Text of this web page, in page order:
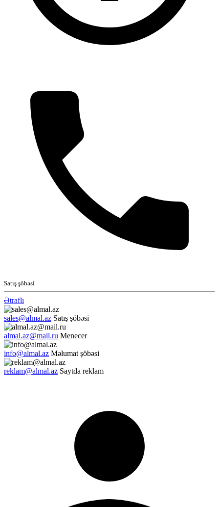
Satış şöbəsi
Ətraflı
sales@almal.az Satış şöbəsi
almal.az@mail.ru Menecer
info@almal.az Məlumat şöbəsi
reklam@almal.az Saytda reklam